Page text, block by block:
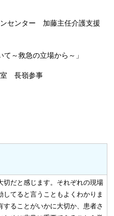
センター 加藤主任介護支援
～救急の立場から～」
長嶺参事
切だと感じます。それぞれの現場
してると言うこともよくわかりま
することがいかに大切か、患者さ